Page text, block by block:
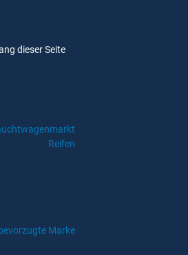
dieser Seite
Reifen
Marke